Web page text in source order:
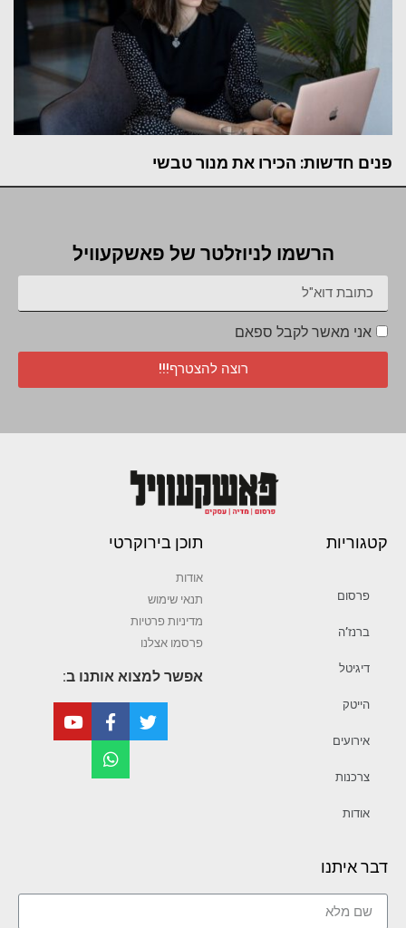
פנים חדשות: הכירו את מנור טבשי
הרשמו לניוזלטר של פאשקעוויל
אני מאשר לקבל ספאם
רוצה להצטרף!!!
קטגוריות
פרסום
ברנז’ה
דיגיטל
הייטק
אירועים
צרכנות
אודות
תוכן בירוקרטי
אודות
תנאי שימוש
מדיניות פרטיות
פרסמו אצלנו
אפשר למצוא אותנו ב:
דבר איתנו